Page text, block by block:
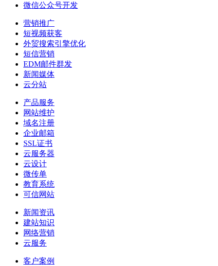
微信公众号开发
营销推广
短视频获客
外贸搜索引擎优化
短信营销
EDM邮件群发
新闻媒体
云分站
产品服务
网站维护
域名注册
企业邮箱
SSL证书
云服务器
云设计
微传单
教育系统
可信网站
新闻资讯
建站知识
网络营销
云服务
客户案例